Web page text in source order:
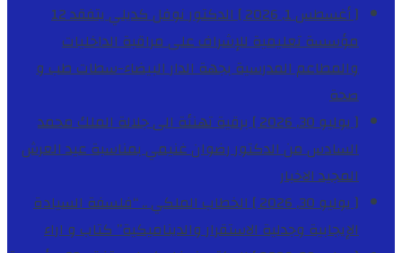
[ أغسطس 1, 2026 ]
الدكتور نوفل كديلي يتفقد 12
مؤسسة تعليمية للإشراف على مراقبة الداخليات
والمطاعم المدرسية بجهة الدار البيضاء-سطاتطب و
صحة
[ يوليو 30, 2026 ]
برقية تهنئة الى جلالة الملك محمد
السادس من الدكتور رضوان غنيمي بمناسبة عيد العرش
المجيدالاخبار
[ يوليو 30, 2026 ]
الخطاب الملكي .. “فلسفة السيادة
الإيجابية وجدلية الاستقرار والديناميكية”كتاب و اراء